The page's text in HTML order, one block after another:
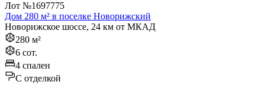
Лот №1697775
Дом 280 м² в поселке Новорижский
Новорижское шоссе, 24 км от МКАД
280 м²
6 сот.
4 спален
C отделкой